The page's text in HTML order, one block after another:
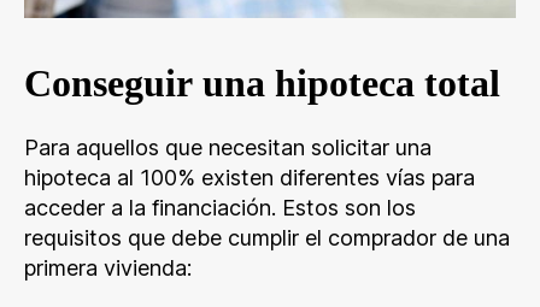
Conseguir una hipoteca total
Para aquellos que necesitan solicitar una
hipoteca al 100% existen diferentes vías para
acceder a la financiación. Estos son los
requisitos que debe cumplir el comprador de una
primera vivienda: